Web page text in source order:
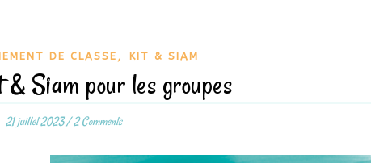
DE CLASSE , KIT & SIAM
Siam pour les groupes
21 juillet 2023/2 Comments